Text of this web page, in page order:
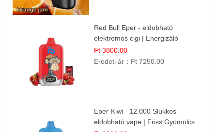
Red Bull Eper - eldobható
elektromos cigi | Energizáló
Gyümölcs Íz
Ft 3800.00
Eredeti ár： Ft 7250.00
Eper-Kiwi - 12.000 Slukkos
eldobható vape | Friss Gyümölcs